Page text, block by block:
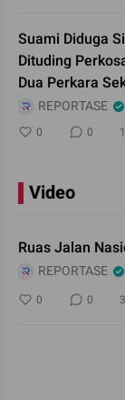
Suami Diduga
Dituding
Dua Perkara
REPORTASE
0 0
Video
Ruas Jalan
REPORTASE
0 0